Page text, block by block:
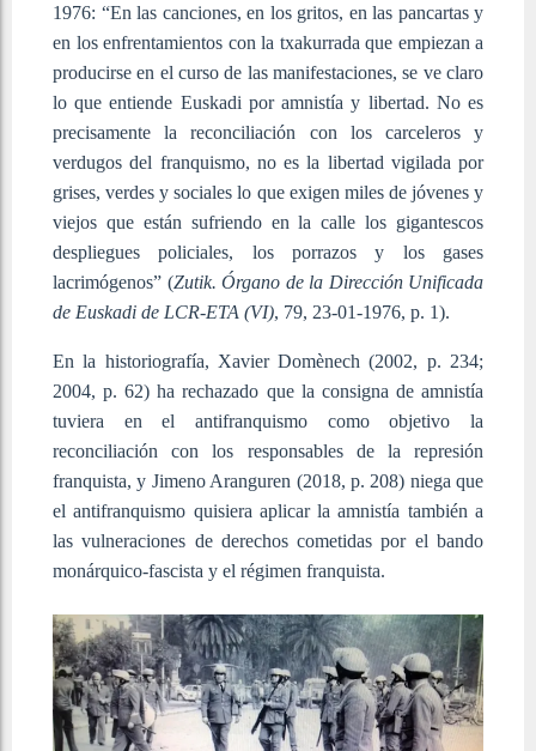
1976: “En las canciones, en los gritos, en las pancartas y
en los enfrentamientos con la txakurrada que empiezan a
producirse en el curso de las manifestaciones, se ve claro
lo que entiende Euskadi por amnistía y libertad. No es
precisamente la reconciliación con los carceleros y
verdugos del franquismo, no es la libertad vigilada por
grises, verdes y sociales lo que exigen miles de jóvenes y
viejos que están sufriendo en la calle los gigantescos
despliegues policiales, los porrazos y los gases
lacrimógenos” (Zutik. Órgano de la Dirección Unificada
de Euskadi de LCR-ETA (VI), 79, 23-01-1976, p. 1).
En la historiografía, Xavier Domènech (2002, p. 234;
2004, p. 62) ha rechazado que la consigna de amnistía
tuviera en el antifranquismo como objetivo la
reconciliación con los responsables de la represión
franquista, y Jimeno Aranguren (2018, p. 208) niega que
el antifranquismo quisiera aplicar la amnistía también a
las vulneraciones de derechos cometidas por el bando
monárquico-fascista y el régimen franquista.